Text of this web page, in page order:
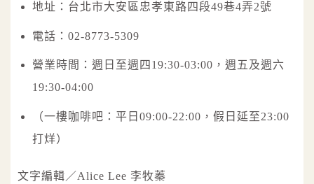
地址：台北市大安區忠孝東路四段49巷4弄2號
電話：02-8773-5309
營業時間：週日至週四19:30-03:00，週五及週六
19:30-04:00
（一樓咖啡吧：平日09:00-22:00，假日延至23:00
打烊）
文字編輯／Alice Lee 李牧蓁